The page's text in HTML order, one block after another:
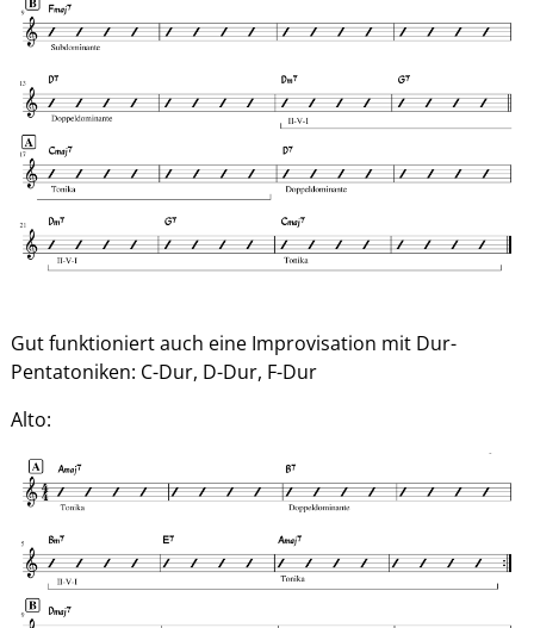
Gut funktioniert auch eine Improvisation mit Dur-
Pentatoniken: C-Dur, D-Dur, F-Dur
Alto: